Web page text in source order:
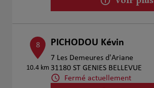
8
10.4 km
PICHODOU Kévin
7 Les Demeures d'Ariane
31180 ST GENIES BELLEVUE
Fermé actuellement